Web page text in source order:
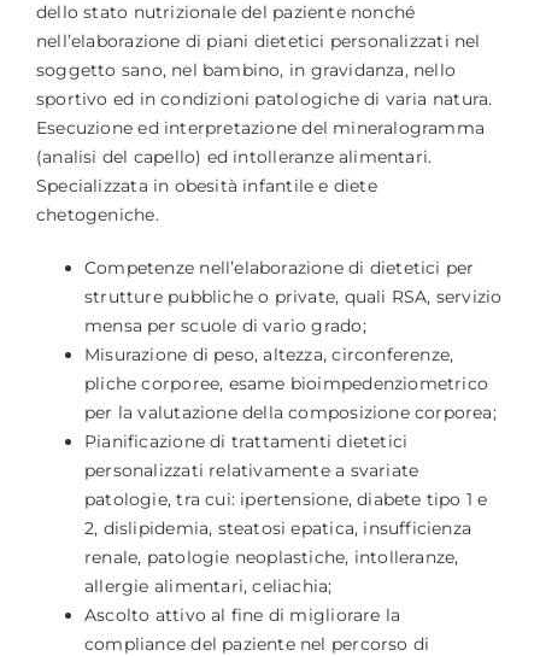
dello stato nutrizionale del paziente nonché
nell’elaborazione di piani dietetici personalizzati nel
soggetto sano, nel bambino, in gravidanza, nello
sportivo ed in condizioni patologiche di varia natura.
Esecuzione ed interpretazione del mineralogramma
(analisi del capello) ed intolleranze alimentari.
Specializzata in obesità infantile e diete
chetogeniche.
Competenze nell’elaborazione di dietetici per
strutture pubbliche o private, quali RSA, servizio
mensa per scuole di vario grado;
Misurazione di peso, altezza, circonferenze,
pliche corporee, esame bioimpedenziometrico
per la valutazione della composizione corporea;
Pianificazione di trattamenti dietetici
personalizzati relativamente a svariate
patologie, tra cui: ipertensione, diabete tipo 1 e
2, dislipidemia, steatosi epatica, insufficienza
renale, patologie neoplastiche, intolleranze,
allergie alimentari, celiachia;
Ascolto attivo al fine di migliorare la
compliance del paziente nel percorso di